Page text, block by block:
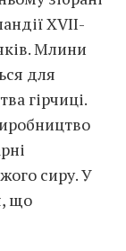
XVII-
Млини
для
гірчиці.
сиру. У
що